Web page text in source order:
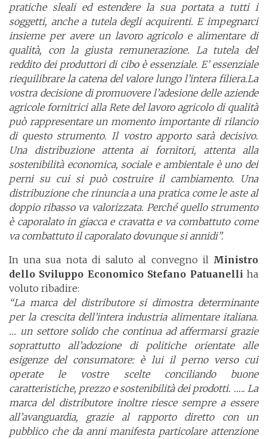
pratiche sleali ed estendere la sua portata a tutti i
soggetti, anche a tutela degli acquirenti. E impegnarci
insieme per avere un lavoro agricolo e alimentare di
qualità, con la giusta remunerazione. La tutela del
reddito dei produttori di cibo è essenziale. E’ essenziale
riequilibrare la catena del valore lungo l’intera filiera.La
vostra decisione di promuovere l’adesione delle aziende
agricole fornitrici alla Rete del lavoro agricolo di qualità
può rappresentare un momento importante di rilancio
di questo strumento. Il vostro apporto sarà decisivo.
Una distribuzione attenta ai fornitori, attenta alla
sostenibilità economica, sociale e ambientale è uno dei
perni su cui si può costruire il cambiamento. Una
distribuzione che rinuncia a una pratica come le aste al
doppio ribasso va valorizzata. Perché quello strumento
è caporalato in giacca e cravatta e va combattuto come
va combattuto il caporalato dovunque si annidi”.
In una sua nota di saluto al convegno il Ministro
dello Sviluppo Economico Stefano Patuanelli ha
voluto ribadire:
“La marca del distributore si dimostra determinante
per la crescita dell’intera industria alimentare italiana.
… un settore solido che continua ad affermarsi grazie
soprattutto all’adozione di politiche orientate alle
esigenze del consumatore: è lui il perno verso cui
operate le vostre scelte conciliando buone
caratteristiche, prezzo e sostenibilità dei prodotti. ….. La
marca del distributore inoltre riesce sempre a essere
all’avanguardia, grazie al rapporto diretto con un
pubblico che da anni manifesta particolare attenzione